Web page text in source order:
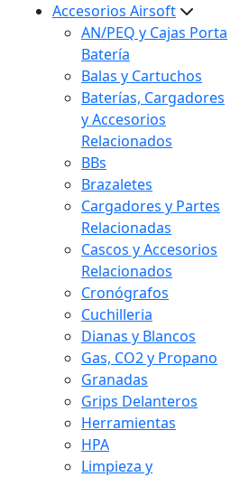
Accesorios Airsoft
AN/PEQ y Cajas Porta
Batería
Balas y Cartuchos
Baterías, Cargadores
y Accesorios
Relacionados
BBs
Brazaletes
Cargadores y Partes
Relacionadas
Cascos y Accesorios
Relacionados
Cronógrafos
Cuchilleria
Dianas y Blancos
Gas, CO2 y Propano
Granadas
Grips Delanteros
Herramientas
HPA
Limpieza y